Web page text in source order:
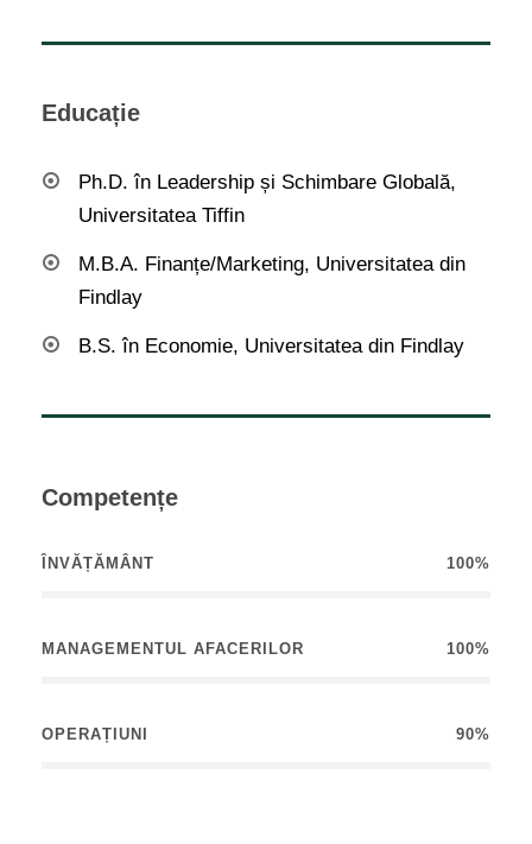
Educație
Ph.D. în Leadership și Schimbare Globală,
Universitatea Tiffin
M.B.A. Finanțe/Marketing, Universitatea din
Findlay
B.S. în Economie, Universitatea din Findlay
Competențe
ÎNVĂȚĂMÂNT 100%
MANAGEMENTUL AFACERILOR 100%
OPERAȚIUNI 90%